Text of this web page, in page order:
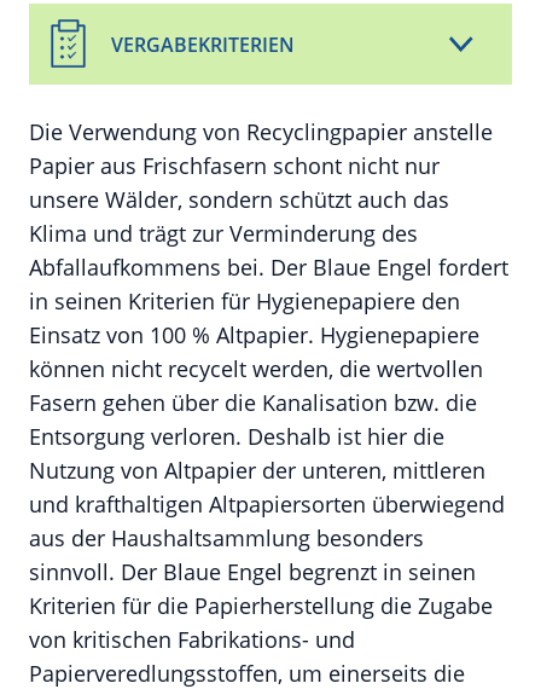
VERGABEKRITERIEN
Die Verwendung von Recyclingpapier anstelle
Papier aus Frischfasern schont nicht nur
unsere Wälder, sondern schützt auch das
Klima und trägt zur Verminderung des
Abfallaufkommens bei. Der Blaue Engel fordert
in seinen Kriterien für Hygienepapiere den
Einsatz von 100 % Altpapier. Hygienepapiere
können nicht recycelt werden, die wertvollen
Fasern gehen über die Kanalisation bzw. die
Entsorgung verloren. Deshalb ist hier die
Nutzung von Altpapier der unteren, mittleren
und krafthaltigen Altpapiersorten überwiegend
aus der Haushaltsammlung besonders
sinnvoll. Der Blaue Engel begrenzt in seinen
Kriterien für die Papierherstellung die Zugabe
von kritischen Fabrikations- und
Papierveredlungsstoffen, um einerseits die